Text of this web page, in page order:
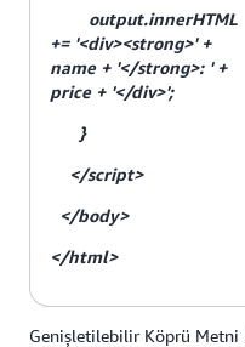
output.innerHTML
+= '<div><strong>' +
name + '</strong>: ' +
price + '</div>';
}
</script>
</body>
</html>
Genişletilebilir Köprü Metni